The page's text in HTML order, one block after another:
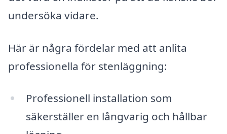
undersöka vidare.
Här är några fördelar med att anlita
professionella för stenläggning:
Professionell installation som
säkerställer en långvarig och hållbar